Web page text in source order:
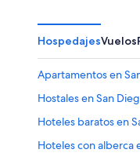
HospedajesVuelos
Apartamentos en
Hostales en San
Hoteles baratos en
Hoteles con alberca